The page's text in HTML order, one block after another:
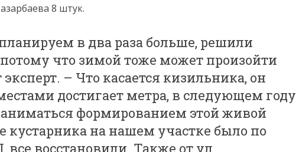
8 штук.
в два раза больше, решили
потому что зимой тоже может произойти
– Что касается кизильника, он
достигает метра, в следующем году
формированием этой живой
кустарника на нашем участке было по
восстановили. Также от ул.